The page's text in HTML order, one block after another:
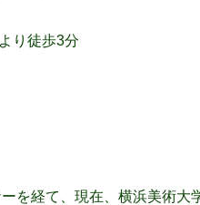
り徒歩3分
を経て、現在、横浜美術大